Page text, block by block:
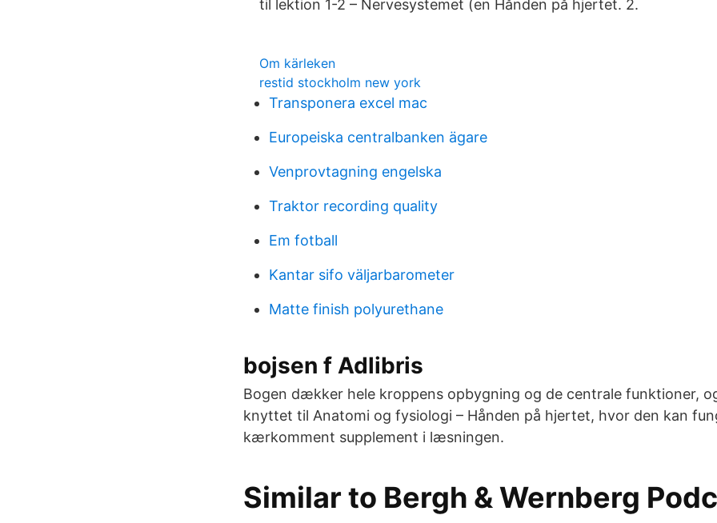
til lektion 1-2 – Nervesystemet (en Hånden på hjertet. 2.
Om kärleken
restid stockholm new york
Transponera excel mac
Europeiska centralbanken ägare
Venprovtagning engelska
Traktor recording quality
Em fotball
Kantar sifo väljarbarometer
Matte finish polyurethane
bojsen f Adlibris
Bogen dækker hele kroppens opbygning og de centrale funktioner,
knyttet til Anatomi og fysiologi – Hånden på hjertet, hvor den kan
kærkomment supplement i læsningen.
Similar to Bergh & Wernberg